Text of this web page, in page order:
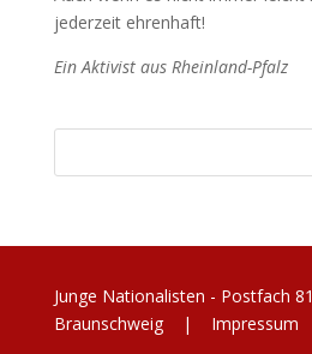
jederzeit ehrenhaft!
Ein Aktivist aus Rheinland-Pfalz
Junge Nationalisten - Postfach
Braunschweig | Impressum